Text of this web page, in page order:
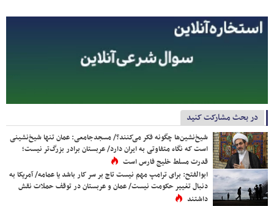
در بحث مشارکت کنید
شیخ‌نشین‌ها چگونه فکر می‌کنند؟/ مسجدجامعی: عمان تنها شیخ‌نشینی
است که نگاه متفاوتی به ایران دارد/ عربستان برادر بزرگ‌تر نیست؛
قدرت مسلط خلیج فارس است
ابوالفتح: برای ترامپ مهم نیست تاج بر سر کار باشد یا عمامه/ آمریکا به
دنبال تغییر حکومت نیست/ عمان و عربستان در توقف حملات نقش
داشتند